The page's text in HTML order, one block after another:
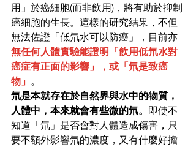
用」於癌細胞(而非飲用)，將有助於抑制
癌細胞的生長。這樣的研究結果，不但
無法佐證「低氘水可以防癌」，目前亦
無任何人體實驗能證明「飲用低氘水對
癌症有正面的影響」，或「氘是致癌
物」 。
氘是本就存在於自然界與水中的物質，
人體中，本來就會有些微的氘。 即使不
知道「氘」是否會對人體造成傷害，只
要不額外影響氘的濃度，又有什麼好擔